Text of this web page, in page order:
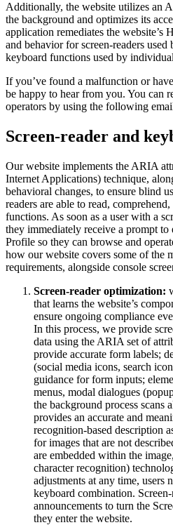
Additionally, the website utilizes an
the background and optimizes its
application remediates the
and behavior for screen-readers
keyboard functions used by
If you’ve found a malfunction or
be happy to hear from you. You can
operators by using the following
Screen-reader and
Our website implements the ARIA
Internet Applications) technique,
behavioral changes, to ensure blind
readers are able to read,
functions. As soon as a user with a
they immediately receive a prompt to
Profile so they can browse and
how our website covers some of the
requirements, alongside console
Screen-reader optimization:
that learns the website’s
ensure ongoing compliance
In this process, we provide
data using the ARIA set of
provide accurate form labels;
(social media icons, search
guidance for form inputs;
menus, modal dialogues
the background process scans
provides an accurate and
recognition-based description
for images that are not
are embedded within the
character recognition)
adjustments at any time, users
keyboard combination.
announcements to turn the
they enter the website.